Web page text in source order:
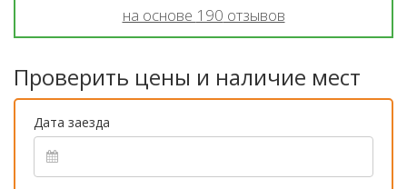
на основе 190 отзывов
Проверить цены и наличие мест
Дата заезда